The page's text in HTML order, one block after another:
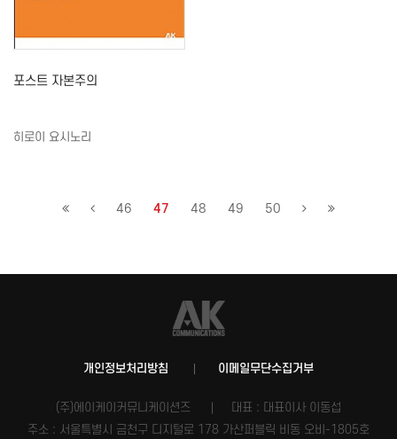
포스트 자본주의
히로이 요시노리
46 47 48 49 50
개인정보처리방침 이메일무단수집거부
(주)에이케이커뮤니케이션즈
대표 : 대표이사 이동섭
주소 : 서울특별시 금천구 디지털로 178 가산퍼블릭 비동 오비-1805호